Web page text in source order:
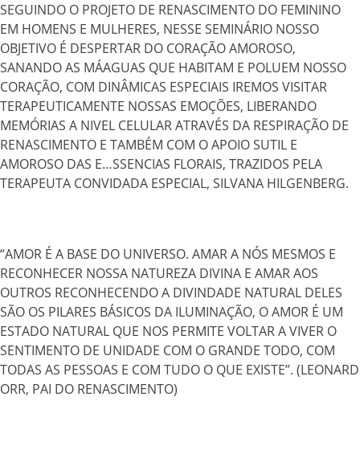
SEGUINDO O PROJETO DE RENASCIMENTO DO FEMININO
EM HOMENS E MULHERES, NESSE SEMINÁRIO NOSSO
OBJETIVO É DESPERTAR DO CORAÇÃO AMOROSO,
SANANDO AS MÁAGUAS QUE HABITAM E POLUEM NOSSO
CORAÇÃO, COM DINÂMICAS ESPECIAIS IREMOS VISITAR
TERAPEUTICAMENTE NOSSAS EMOÇÕES, LIBERANDO
MEMÓRIAS A NIVEL CELULAR ATRAVÉS DA RESPIRAÇÃO DE
RENASCIMENTO E TAMBÉM COM O APOIO SUTIL E
AMOROSO DAS E…SSENCIAS FLORAIS, TRAZIDOS PELA
TERAPEUTA CONVIDADA ESPECIAL, SILVANA HILGENBERG.
“AMOR É A BASE DO UNIVERSO. AMAR A NÓS MESMOS E
RECONHECER NOSSA NATUREZA DIVINA E AMAR AOS
OUTROS RECONHECENDO A DIVINDADE NATURAL DELES
SÃO OS PILARES BÁSICOS DA ILUMINAÇÃO, O AMOR É UM
ESTADO NATURAL QUE NOS PERMITE VOLTAR A VIVER O
SENTIMENTO DE UNIDADE COM O GRANDE TODO, COM
TODAS AS PESSOAS E COM TUDO O QUE EXISTE”. (LEONARD
ORR, PAI DO RENASCIMENTO)